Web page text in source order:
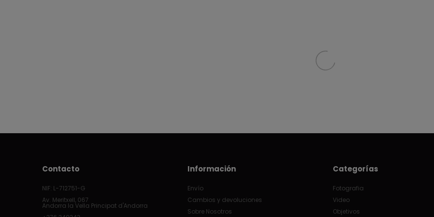
Contacto
NIF: L-712751-G
Av. Meritxell, 067
Andorra la Vella Principat d'Andorra
Información
Envío
Cambios y devoluciones
Sobre Nosotros
Categorías
Fotografia
Video
Objetivos